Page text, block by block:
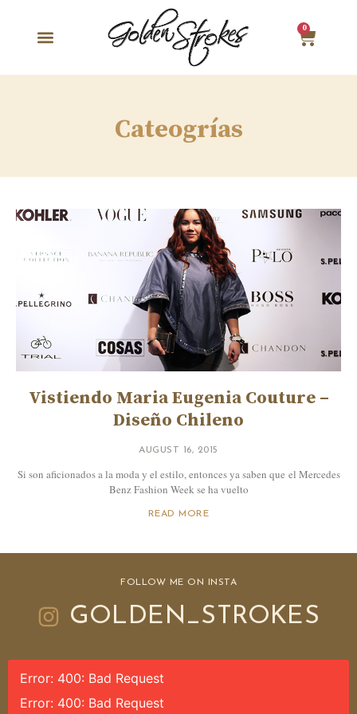
0
Cateogrías
Vistiendo Maria Eugenia Couture –
Diseño Chileno
AUGUST 16, 2015
Si son aficionados a la moda y el estilo, entonces ya saben que el Mercedes
Benz Fashion Week se ha vuelto
READ MORE
FOLLOW ME ON INSTA
GOLDEN_STROKES
Error: 400: Bad Request
Error: 400: Bad Request